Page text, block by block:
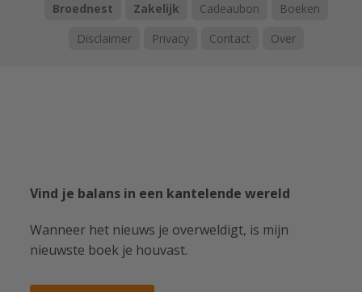
Broednest Zakelijk Cadeaubon
Boeken
Disclaimer
Privacy Contact Over
Vind je balans in een kantelende wereld
Wanneer het nieuws je overweldigt, is mijn
nieuwste boek je houvast.